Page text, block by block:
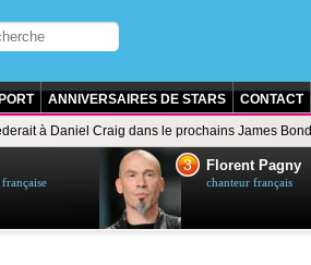
ANNIVERSAIRES DE STARS CONTACT
à Daniel Craig dans le prochains James Bond
3 Florent Pagny
chanteur français